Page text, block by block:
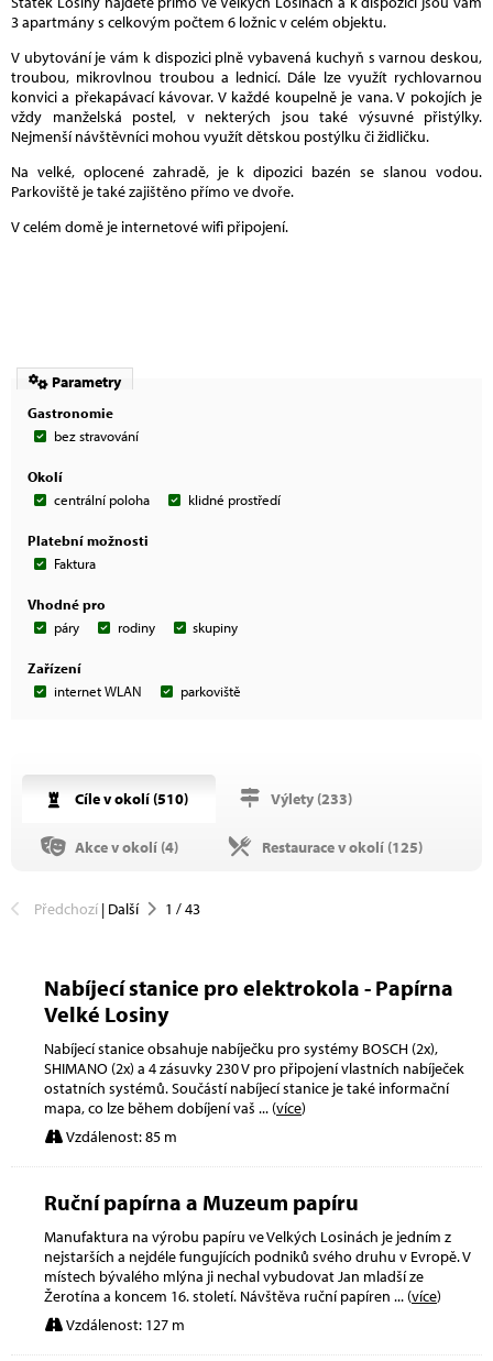
3 apartmány s celkovým počtem 6 ložnic v celém objektu.
V ubytování je vám k dispozici plně vybavená kuchyň s varnou deskou,
troubou, mikrovlnou troubou a lednicí. Dále lze využít rychlovarnou
konvici a překapávací kávovar. V každé koupelně je vana. V pokojích je
vždy manželská postel, v nekterých jsou také výsuvné přistýlky.
Nejmenší návštěvníci mohou využít dětskou postýlku či židličku.
Na velké, oplocené zahradě, je k dipozici bazén se slanou vodou.
Parkoviště je také zajištěno přímo ve dvoře.
V celém domě je internetové wifi připojení.
Parametry
Gastronomie
bez stravování
Okolí
centrální poloha
klidné prostředí
Platební možnosti
Faktura
Vhodné pro
páry
rodiny skupiny
Zařízení
internet WLAN
parkoviště
Cíle v okolí (510) Výlety (233)
Akce v okolí (4) Restaurace v okolí (125)
Předchozí | Další 1 /43
Nabíjecí stanice pro elektrokola - Papírna
Velké Losiny
Nabíjecí stanice obsahuje nabíječku pro systémy BOSCH (2x),
SHIMANO (2x) a 4 zásuvky 230 V pro připojení vlastních nabíječek
ostatních systémů. Součástí nabíjecí stanice je také informační
mapa, co lze během dobíjení vaš ... (více)
Vzdálenost: 85 m
Ruční papírna a Muzeum papíru
Manufaktura na výrobu papíru ve Velkých Losinách je jedním z
nejstarších a nejdéle fungujících podniků svého druhu v Evropě. V
místech bývalého mlýna ji nechal vybudovat Jan mladší ze
Žerotína a koncem 16. století. Návštěva ruční papíren ... (více)
Vzdálenost: 127 m